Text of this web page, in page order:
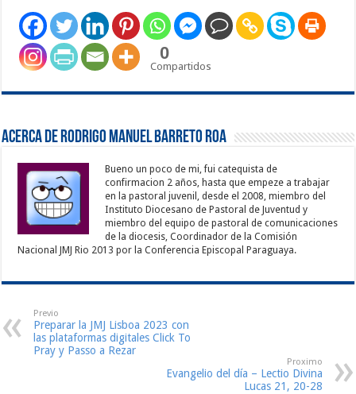
0
Compartidos
Acerca de Rodrigo Manuel Barreto Roa
Bueno un poco de mi, fui catequista de
confirmacion 2 años, hasta que empeze a trabajar
en la pastoral juvenil, desde el 2008, miembro del
Instituto Diocesano de Pastoral de Juventud y
miembro del equipo de pastoral de comunicaciones
de la diocesis, Coordinador de la Comisión
Nacional JMJ Rio 2013 por la Conferencia Episcopal Paraguaya.
Previo
Preparar la JMJ Lisboa 2023 con
las plataformas digitales Click To
Pray y Passo a Rezar
Proximo
Evangelio del día – Lectio Divina
Lucas 21, 20-28